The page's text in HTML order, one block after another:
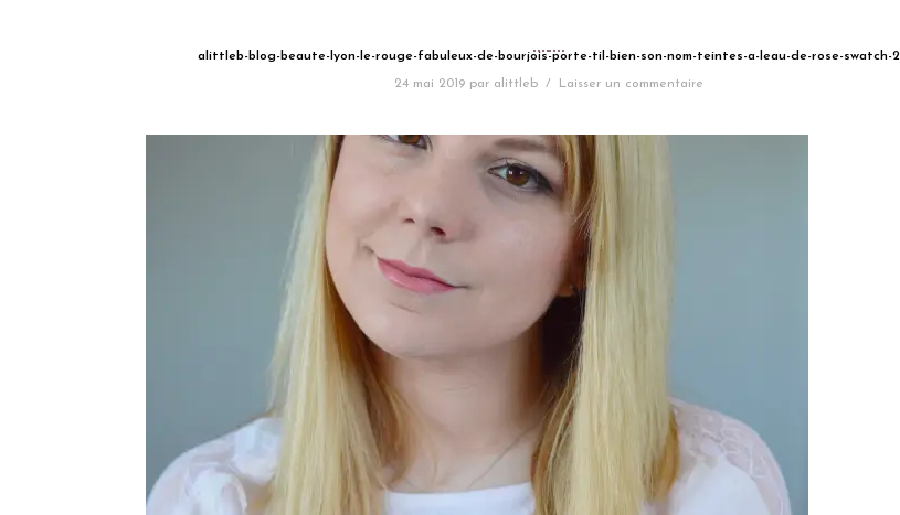
alittleb-blog-beaute-lyon-le-rouge-fabuleux-de-bourjois-porte-til-bien-son-nom-teintes-a-leau-de-rose-swatch-2
24 mai 2019 par alittleb / Laisser un commentaire